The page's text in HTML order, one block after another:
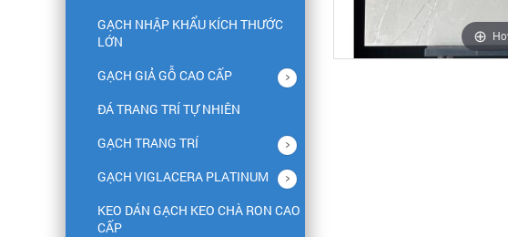
GẠCH NHẬP KHẨU KÍCH THƯỚC
LỚN
GẠCH GIẢ GỖ CAO CẤP
ĐÁ TRANG TRÍ TỰ NHIÊN
GẠCH TRANG TRÍ
GẠCH VIGLACERA PLATINUM
KEO DÁN GẠCH KEO CHÀ RON CAO
CẤP